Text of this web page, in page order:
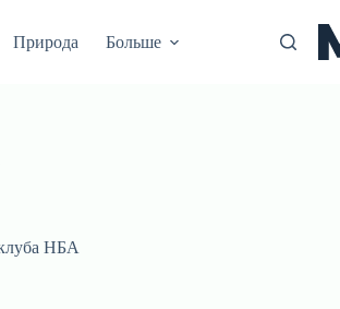
Природа Больше
НБА